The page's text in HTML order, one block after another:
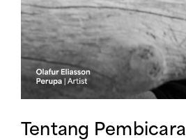
Tentang Pembicara